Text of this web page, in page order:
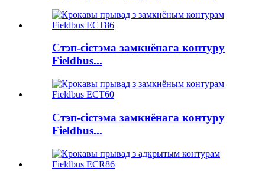
Стэп-сістэма замкнёнага контуру
Fieldbus...
Стэп-сістэма замкнёнага контуру
Fieldbus...